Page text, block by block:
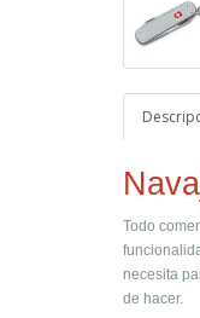
Todo
necesita
de hacer.